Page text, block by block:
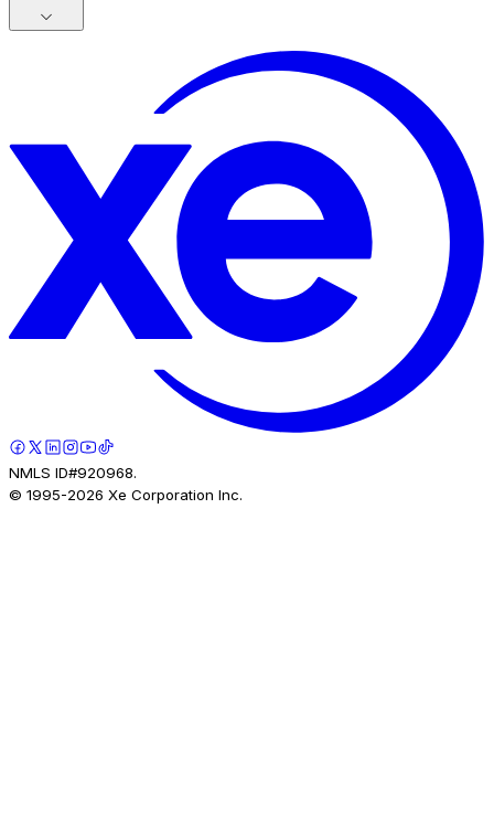
NMLS ID#920968.
© 1995-2026 Xe Corporation Inc.